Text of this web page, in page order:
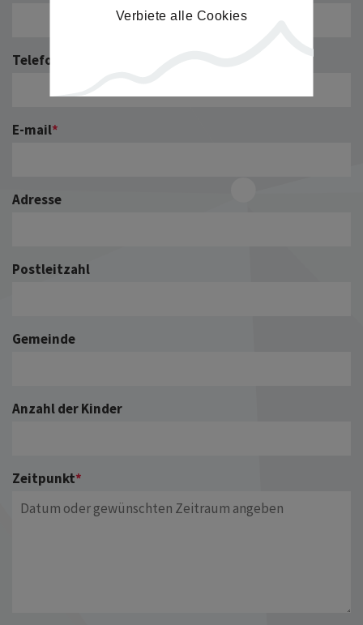
Telefon
E-mail*
Adresse
Postleitzahl
Gemeinde
Anzahl der Kinder
Zeitpunkt*
Verbiete alle Cookies